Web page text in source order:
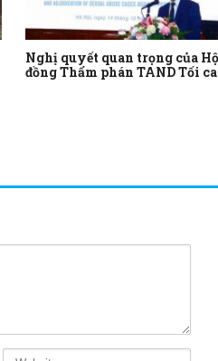
Nghị quyết quan trọng của
đồng Thẩm phán TAND Tối